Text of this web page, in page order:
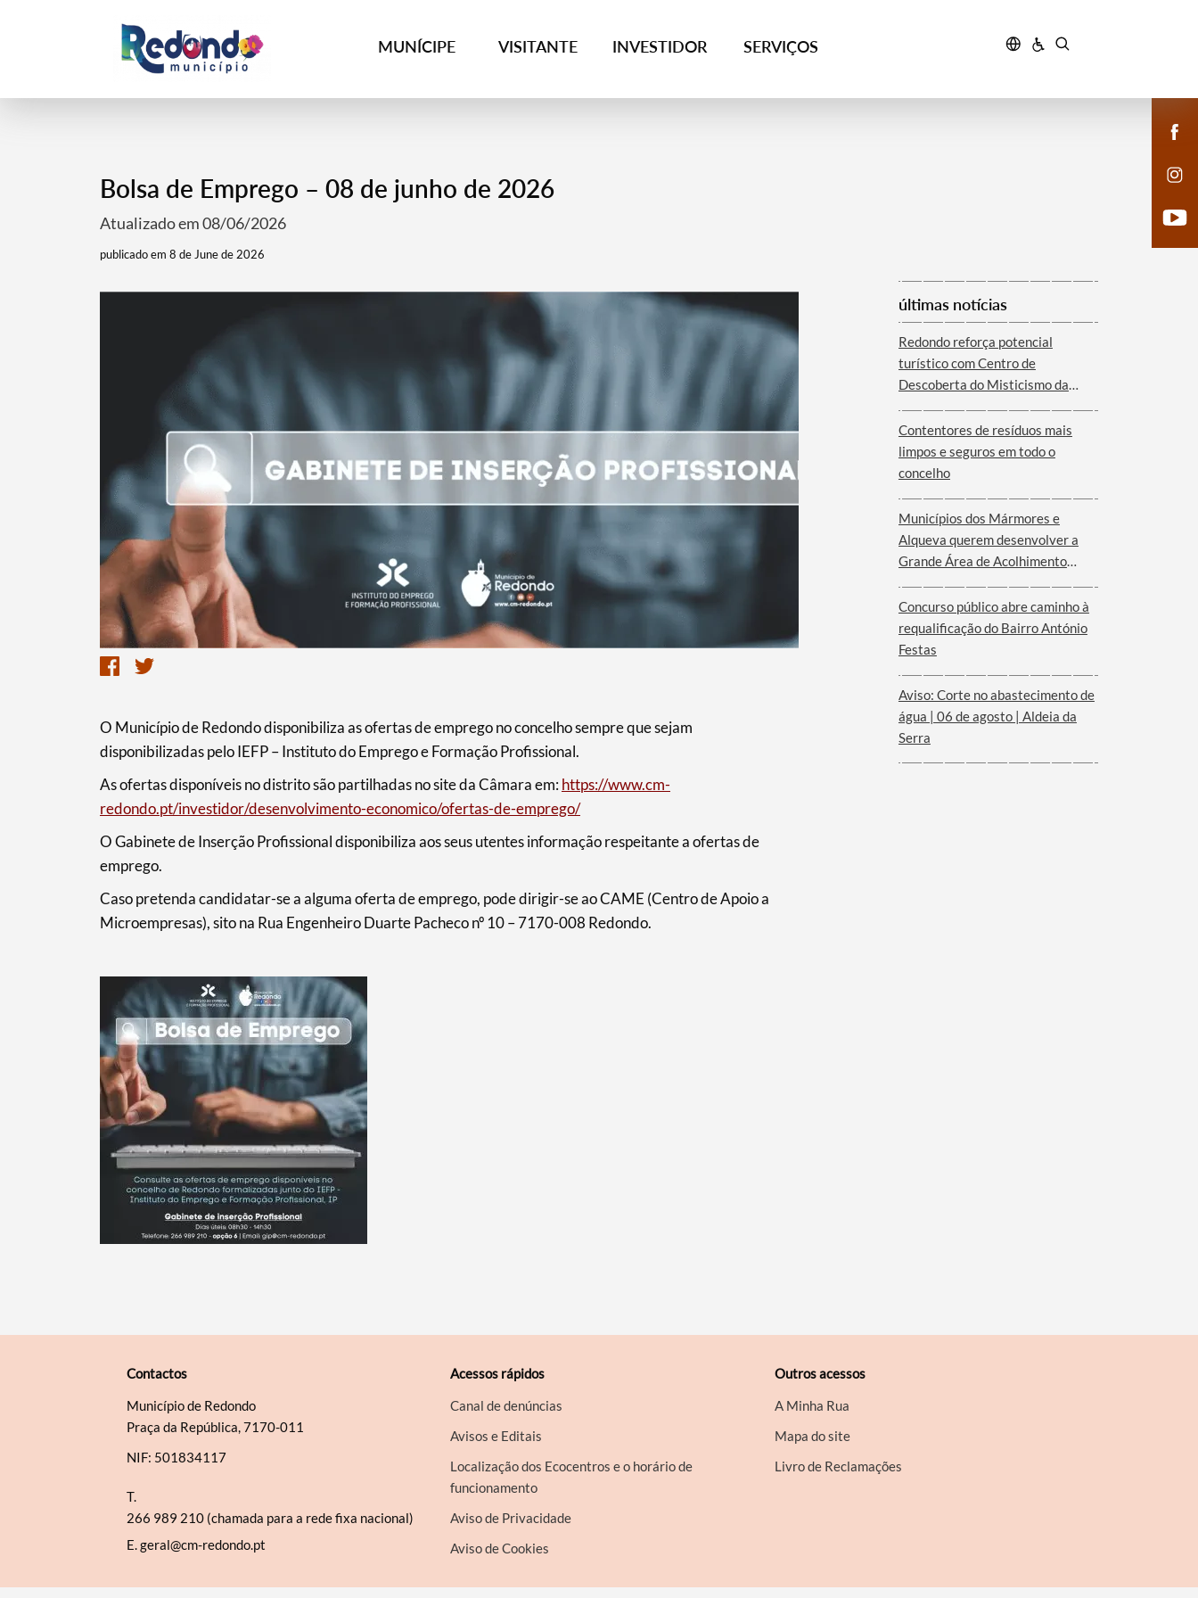
MUNÍCIPE VISITANTE INVESTIDOR SERVIÇOS
Categorias gerais
Filtros
Bolsa de Emprego – 08 de junho de 2026
Atualizado em 08/06/2026
publicado em 8 de June de 2026
O Município de Redondo disponibiliza as ofertas de emprego no concelho sempre que sejam
disponibilizadas pelo IEFP – Instituto do Emprego e Formação Profissional.
As ofertas disponíveis no distrito são partilhadas no site da Câmara em: https://www.cm-
redondo.pt/investidor/desenvolvimento-economico/ofertas-de-emprego/
O Gabinete de Inserção Profissional disponibiliza aos seus utentes informação respeitante a ofertas de
emprego.
Caso pretenda candidatar-se a alguma oferta de emprego, pode dirigir-se ao CAME (Centro de Apoio a
Microempresas), sito na Rua Engenheiro Duarte Pacheco nº 10 – 7170-008 Redondo.
últimas notícias
Redondo reforça potencial
turístico com Centro de
Descoberta do Misticismo da
Contentores de resíduos mais
limpos e seguros em todo o
concelho
Municípios dos Mármores e
Alqueva querem desenvolver a
Grande Área de Acolhimento
Governo para o Interior do
Alentejo
Concurso público abre caminho à
requalificação do Bairro António
Festas
Aviso: Corte no abastecimento de
água | 06 de agosto | Aldeia da
Serra
Contactos
Município de Redondo
Praça da República, 7170-011
NIF: 501834117
T.
266 989 210 (chamada para a rede fixa nacional)
E.geral@cm-redondo.pt
Acessos rápidos
Canal de denúncias
Avisos e Editais
Localização dos Ecocentros e o horário de
funcionamento
Aviso de Privacidade
Aviso de Cookies
Outros acessos
A Minha Rua
Mapa do site
Livro de Reclamações